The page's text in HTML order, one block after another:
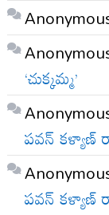
‘చుక్కమ్మ’
పవన్
పవన్